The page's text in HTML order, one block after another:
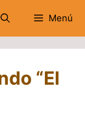
Menú
“El